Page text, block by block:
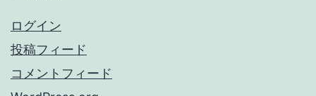
ログイン
投稿フィード
コメントフィード